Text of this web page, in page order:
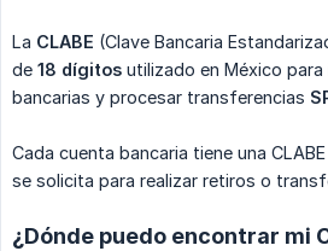
La CLABE (Clave Bancaria
de 18 dígitos utilizado en México
bancarias y procesar transferencias
Cada cuenta bancaria tiene una
se solicita para realizar retiros o
¿Dónde puedo encontrar mi